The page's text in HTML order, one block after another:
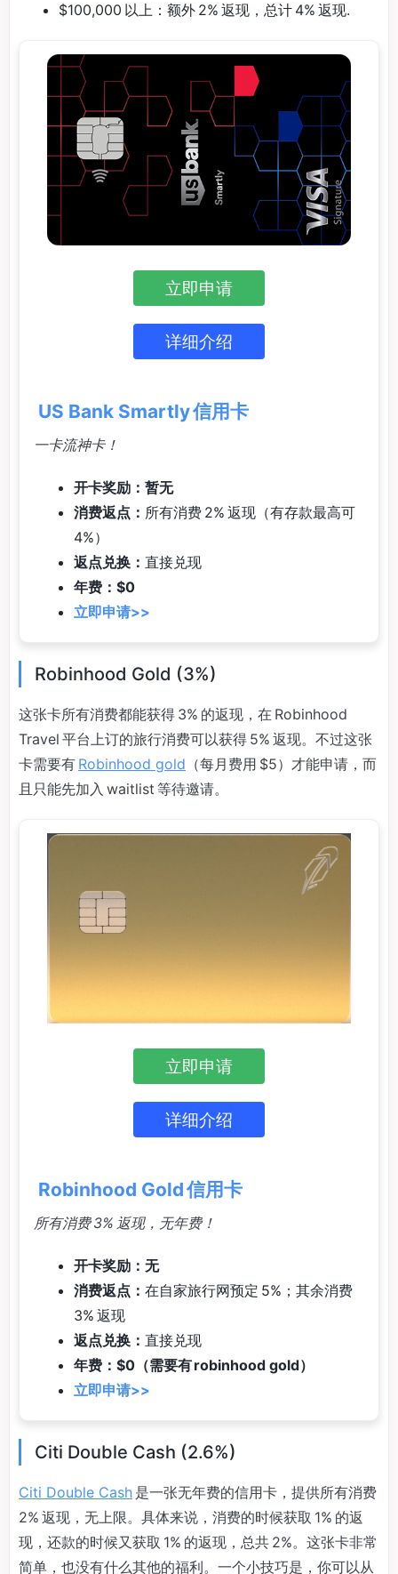
$100,000 以上：额外 2% 返现，总计 4% 返现.
立即申请
详细介绍
US Bank Smartly 信用卡
一卡流神卡！
开卡奖励：暂无
消费返点： 所有消费 2% 返现（有存款最高可
4%）
返点兑换： 直接兑现
年费：$0
立即申请>>
Robinhood Gold (3%)
这张卡所有消费都能获得 3% 的返现，在 Robinhood
Travel 平台上订的旅行消费可以获得 5% 返现。不过这张
卡需要有 Robinhood gold （每月费用 $5）才能申请，而
且只能先加入 waitlist 等待邀请。
立即申请
详细介绍
Robinhood Gold 信用卡
所有消费 3% 返现，无年费！
开卡奖励：无
消费返点： 在自家旅行网预定 5%；其余消费
3% 返现
返点兑换： 直接兑现
年费：$0（需要有 robinhood gold）
立即申请>>
Citi Double Cash (2.6%)
Citi Double Cash 是一张无年费的信用卡，提供所有消费
2% 返现，无上限。具体来说，消费的时候获取 1% 的返
现，还款的时候又获取 1% 的返现，总共 2%。这张卡非常
简单，也没有什么其他的福利。一个小技巧是，你可以从